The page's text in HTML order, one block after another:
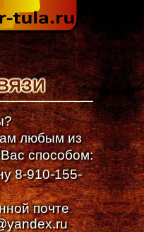
любым из
способом:
8-910-155-
почте